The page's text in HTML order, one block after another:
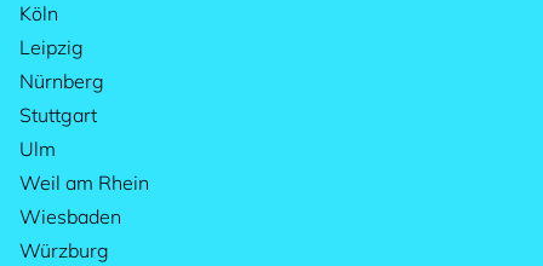
Köln
Leipzig
Nürnberg
Stuttgart
Ulm
Weil am Rhein
Wiesbaden
Würzburg